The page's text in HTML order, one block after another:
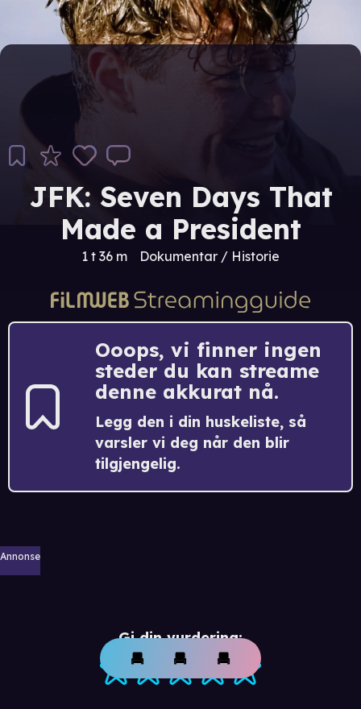
JFK: Seven Days That
Made a President
1 t 36 m Dokumentar / Historie
Ooops, vi finner ingen
steder du kan streame
denne akkurat nå.
Legg den i din huskeliste, så
varsler vi deg når den blir
tilgjengelig.
Annonse
Gi din vurdering: